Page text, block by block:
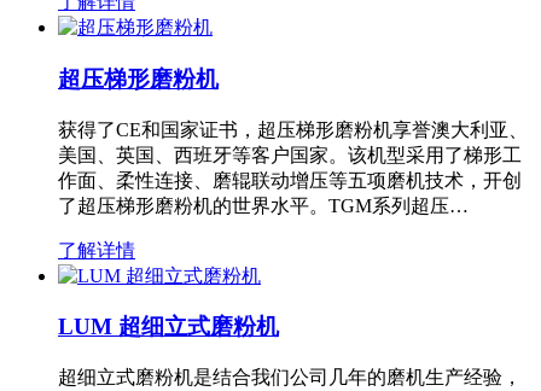
超压梯形磨粉机
获得了CE和国家证书，超压梯形磨粉机享誉澳大利亚、
美国、英国、西班牙等客户国家。该机型采用了梯形工
作面、柔性连接、磨辊联动增压等五项磨机技术，开创
了超压梯形磨粉机的世界水平。TGM系列超压…
了解详情
LUM 超细立式磨粉机
超细立式磨粉机是结合我们公司几年的磨机生产经验，